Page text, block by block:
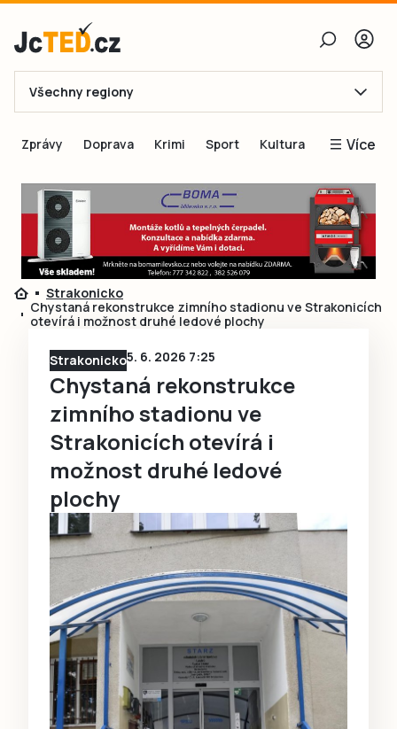
E-mail
Obnovit heslo
Přihlásit se
Přihlásit se přes Facebook
Ještě nemám účet, chci se
Registrovat
Všechny regiony
Zprávy Doprava Krimi Sport Kultura Více
Blogy
Inspirace
Čtenáři píší
Speciální přílohy
Strakonicko
Chystaná rekonstrukce zimního stadionu ve Strakonicích
otevírá i možnost druhé ledové plochy
Strakonicko5. 6. 2026 7:25
Chystaná rekonstrukce
zimního stadionu ve
Strakonicích otevírá i
možnost druhé ledové
plochy